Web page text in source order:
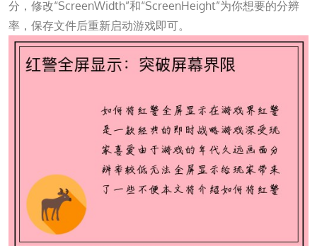
分，修改“ScreenWidth”和“ScreenHeight”为你想要的分辨
率，保存文件后重新启动游戏即可。